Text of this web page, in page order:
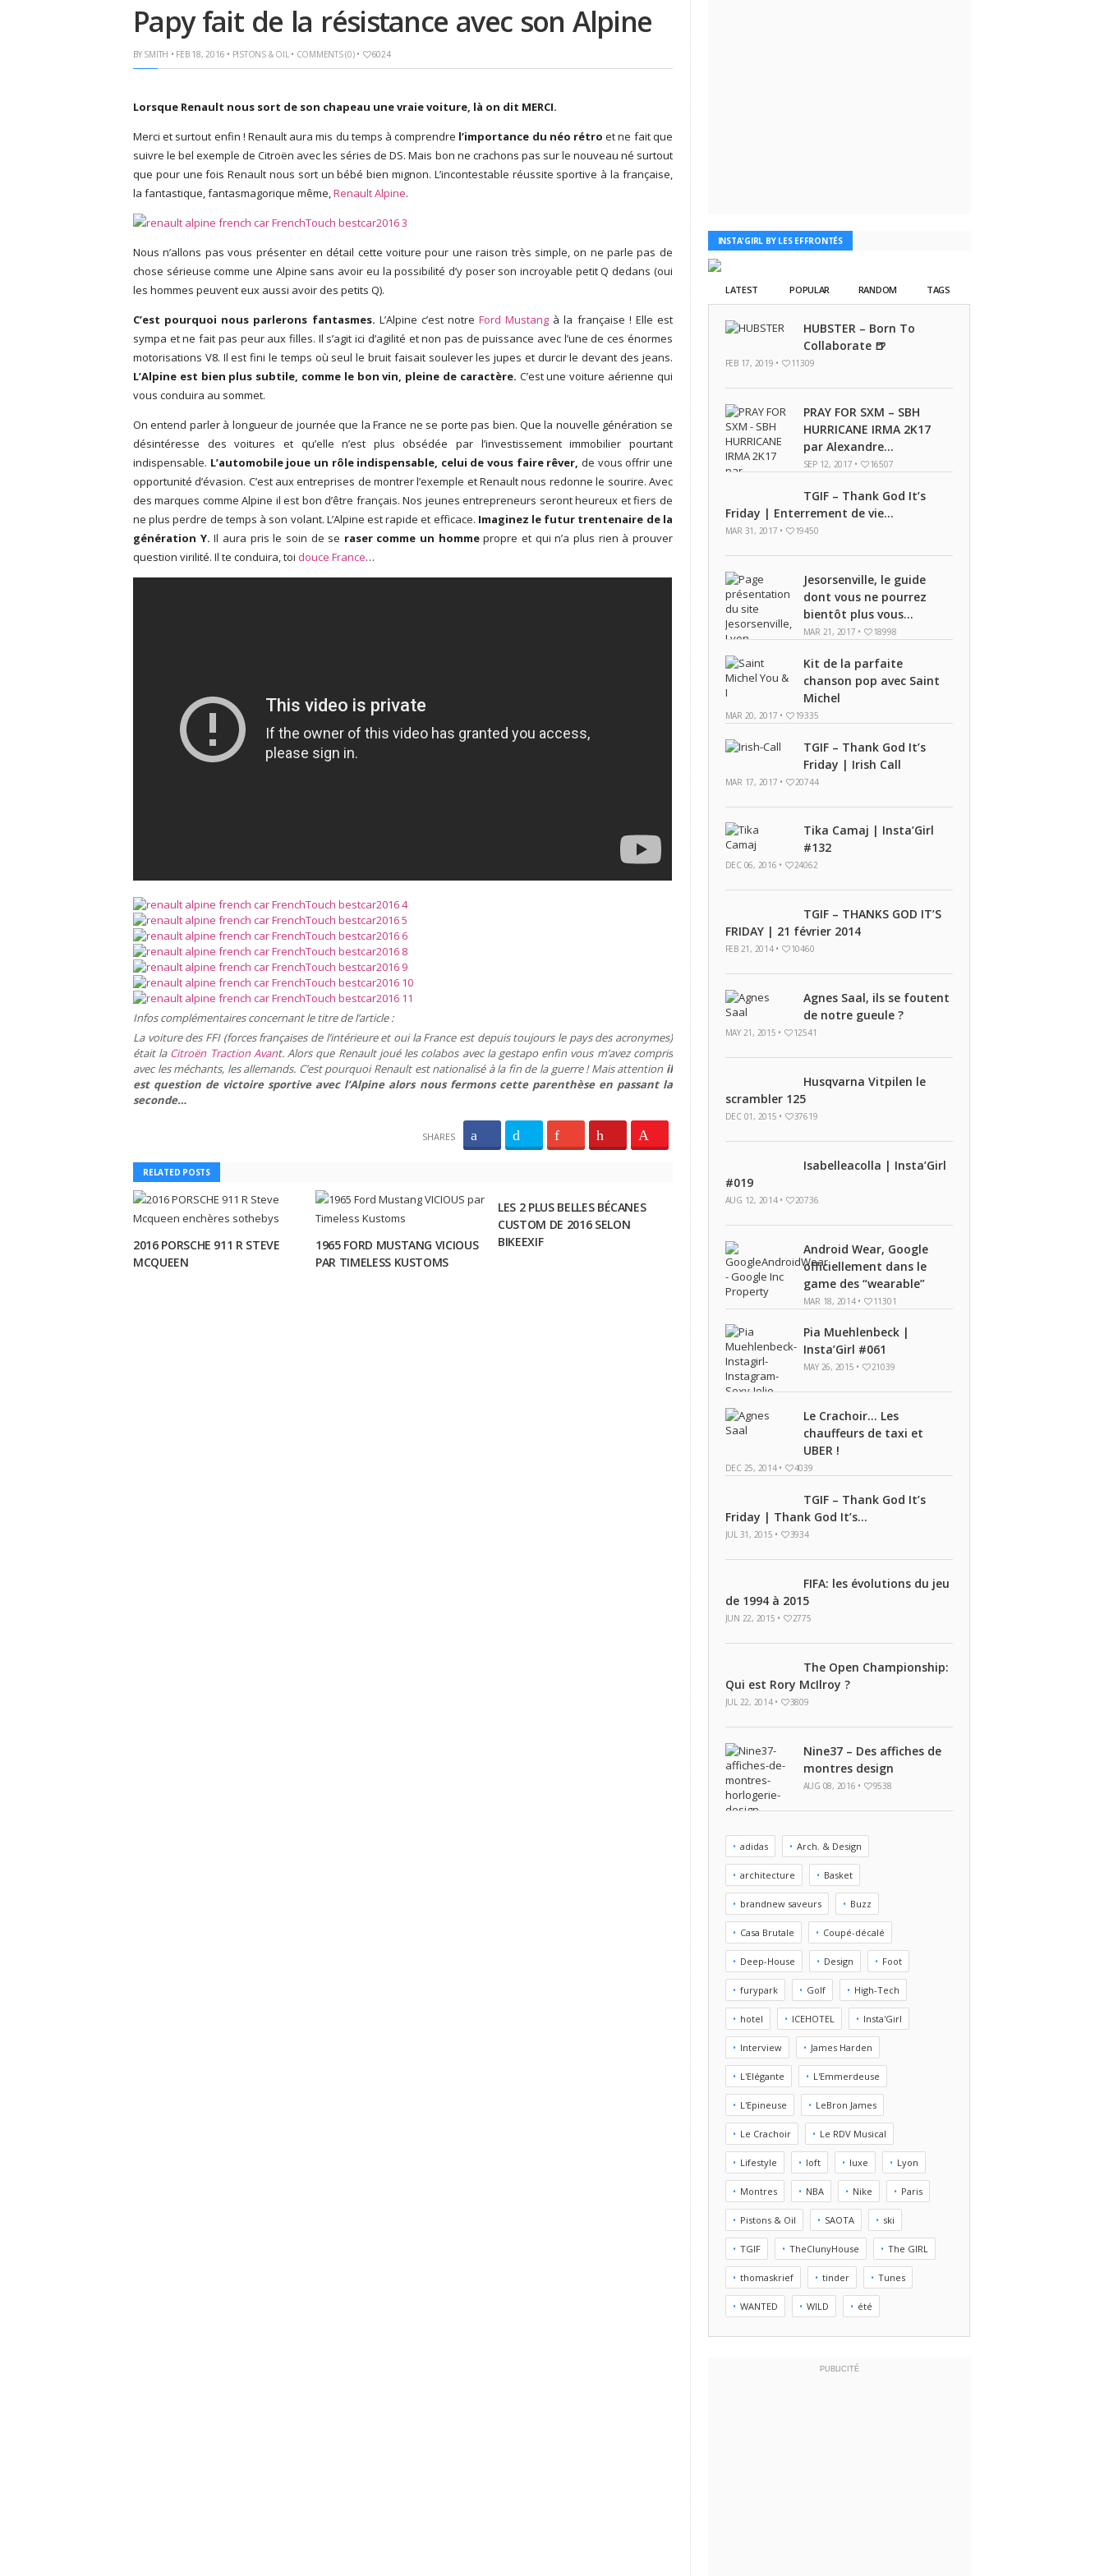
Papy fait de la résistance avec son Alpine
BY SMITH • FEB 18, 2016 • PISTONS & OIL• COMMENTS (0)• 6024
Lorsque Renault nous sort de son chapeau une vraie voiture, là on dit MERCI.
Merci et surtout enfin ! Renault aura mis du temps à comprendre l’importance du néo rétro et ne fait que
suivre le bel exemple de Citroën avec les séries de DS. Mais bon ne crachons pas sur le nouveau né surtout
que pour une fois Renault nous sort un bébé bien mignon. L’incontestable réussite sportive à la française,
la fantastique, fantasmagorique même,Renault Alpine.
Nous n’allons pas vous présenter en détail cette voiture pour une raison très simple, on ne parle pas de
chose sérieuse comme une Alpine sans avoir eu la possibilité d’y poser son incroyable petit Q dedans (oui
les hommes peuvent eux aussi avoir des petits Q).
C’est pourquoi nous parlerons fantasmes. L’Alpine c’est notre Ford Mustang à la française ! Elle est
sympa et ne fait pas peur aux filles. Il s’agit ici d’agilité et non pas de puissance avec l’une de ces énormes
motorisations V8. Il est fini le temps où seul le bruit faisait soulever les jupes et durcir le devant des jeans.
L’Alpine est bien plus subtile, comme le bon vin, pleine de caractère. C’est une voiture aérienne qui
vous conduira au sommet.
On entend parler à longueur de journée que la France ne se porte pas bien. Que la nouvelle génération se
désintéresse des voitures et qu’elle n’est plus obsédée par l’investissement immobilier pourtant
indispensable. L’automobile joue un rôle indispensable, celui de vous faire rêver, de vous offrir une
opportunité d’évasion. C’est aux entreprises de montrer l’exemple et Renault nous redonne le sourire. Avec
des marques comme Alpine il est bon d’être français. Nos jeunes entrepreneurs seront heureux et fiers de
ne plus perdre de temps à son volant. L’Alpine est rapide et efficace. Imaginez le futur trentenaire de la
génération Y. Il aura pris le soin de se raser comme un hommepropre et qui n’a plus rien à prouver
question virilité. Il te conduira, toi douce France…
Infos complémentaires concernant le titre de l’article :
La voiture des FFI (forces françaises de l’intérieure et oui la France est depuis toujours le pays des acronymes)
était la Citroën Traction Avant. Alors que Renault joué les colabos avec la gestapo enfin vous m’avez compris
avec les méchants, les allemands. C’est pourquoi Renault est nationalisé à la fin de la guerre ! Mais attention il
est question de victoire sportive avec l’Alpine alors nous fermons cette parenthèse en passant la
seconde…
SHARES
RELATED POSTS
2016 PORSCHE 911 R STEVE
MCQUEEN
1965 FORD MUSTANG VICIOUS
PAR TIMELESS KUSTOMS
LES 2 PLUS BELLES BÉCANES
CUSTOM DE 2016 SELON
BIKEEXIF
INSTA'GIRL BY LES EFFRONTÉS
LATEST POPULAR RANDOM TAGS
HUBSTER – Born To
Collaborate 🍺
FEB 17, 2019 • 11309
PRAY FOR SXM – SBH
HURRICANE IRMA 2K17
par Alexandre...
SEP 12, 2017 • 16507
TGIF – Thank God It’s
Friday | Enterrement de vie...
MAR 31, 2017 • 19450
Jesorsenville, le guide
dont vous ne pourrez
bientôt plus vous...
MAR 21, 2017 • 18998
Kit de la parfaite
chanson pop avec Saint
Michel
MAR 20, 2017 • 19335
TGIF – Thank God It’s
Friday | Irish Call
MAR 17, 2017 • 20744
Tika Camaj | Insta’Girl
#132
DEC 06, 2016 • 24062
TGIF – THANKS GOD IT’S
FRIDAY | 21 février 2014
FEB 21, 2014 • 10460
Agnes Saal, ils se foutent
de notre gueule ?
MAY 21, 2015 • 12541
Husqvarna Vitpilen le
scrambler 125
DEC 01, 2015 • 37619
Isabelleacolla | Insta’Girl
#019
AUG 12, 2014 • 20736
Android Wear, Google
officiellement dans le
game des “wearable”
MAR 18, 2014 • 11301
Pia Muehlenbeck |
Insta’Girl #061
MAY 26, 2015 • 21039
Le Crachoir… Les
chauffeurs de taxi et
UBER !
DEC 25, 2014 • 4039
TGIF – Thank God It’s
Friday | Thank God It’s...
JUL 31, 2015 • 3934
FIFA: les évolutions du jeu
de 1994 à 2015
JUN 22, 2015 • 2775
The Open Championship:
Qui est Rory McIlroy ?
JUL 22, 2014 • 3809
Nine37 – Des affiches de
montres design
AUG 08, 2016 • 9538
adidas Arch. & Design
architecture Basket
brandnew saveurs Buzz
Casa Brutale Coupé-décalé
Deep-House Design Foot
furypark Golf High-Tech
hotel ICEHOTEL Insta'Girl
Interview James Harden
L'Elégante L'Emmerdeuse
L'Epineuse LeBron James
Le Crachoir Le RDV Musical
Lifestyle loft luxe Lyon
Montres NBA Nike Paris
Pistons & Oil SAOTA ski
TGIF TheClunyHouse The GIRL
thomaskrief tinder Tunes
WANTED WILD été
PUBLICITÉ